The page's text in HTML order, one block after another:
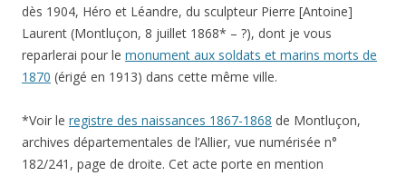
dès 1904, Héro et Léandre, du sculpteur Pierre [Antoine]
Laurent (Montluçon, 8 juillet 1868* – ?), dont je vous
reparlerai pour le monument aux soldats et marins morts de
1870 (érigé en 1913) dans cette même ville.
*Voir le registre des naissances 1867-1868 de Montluçon,
archives départementales de l’Allier, vue numérisée n°
182/241, page de droite. Cet acte porte en mention